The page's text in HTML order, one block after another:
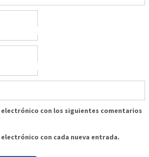
con los siguientes comentarios
con cada nueva entrada.